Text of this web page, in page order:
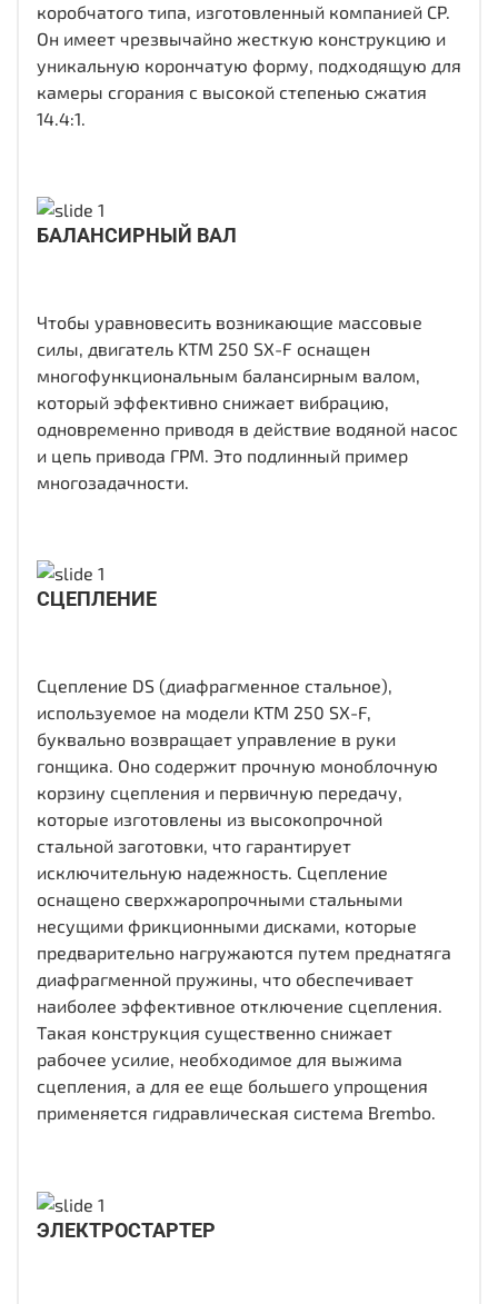
коробчатого типа, изготовленный компанией CP.
Он имеет чрезвычайно жесткую конструкцию и
уникальную корончатую форму, подходящую для
камеры сгорания с высокой степенью сжатия
14.4:1.
БАЛАНСИРНЫЙ ВАЛ
Чтобы уравновесить возникающие массовые
силы, двигатель KTM 250 SX-F оснащен
многофункциональным балансирным валом,
который эффективно снижает вибрацию,
одновременно приводя в действие водяной насос
и цепь привода ГРМ. Это подлинный пример
многозадачности.
СЦЕПЛЕНИЕ
Сцепление DS (диафрагменное стальное),
используемое на модели KTM 250 SX-F,
буквально возвращает управление в руки
гонщика. Оно содержит прочную моноблочную
корзину сцепления и первичную передачу,
которые изготовлены из высокопрочной
стальной заготовки, что гарантирует
исключительную надежность. Сцепление
оснащено сверхжаропрочными стальными
несущими фрикционными дисками, которые
предварительно нагружаются путем преднатяга
диафрагменной пружины, что обеспечивает
наиболее эффективное отключение сцепления.
Такая конструкция существенно снижает
рабочее усилие, необходимое для выжима
сцепления, а для ее еще большего упрощения
применяется гидравлическая система Brembo.
ЭЛЕКТРОСТАРТЕР